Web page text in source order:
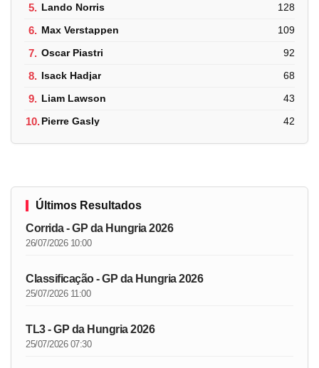
5. Lando Norris 128
6. Max Verstappen 109
7. Oscar Piastri 92
8. Isack Hadjar 68
9. Liam Lawson 43
10.Pierre Gasly 42
Últimos Resultados
Corrida - GP da Hungria 2026
26/07/2026 10:00
Classificação - GP da Hungria 2026
25/07/2026 11:00
TL3 - GP da Hungria 2026
25/07/2026 07:30